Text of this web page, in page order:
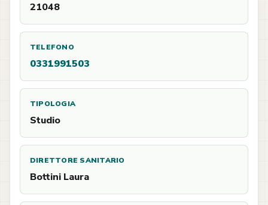
21048
TELEFONO
0331991503
TIPOLOGIA
Studio
DIRETTORE SANITARIO
Bottini Laura